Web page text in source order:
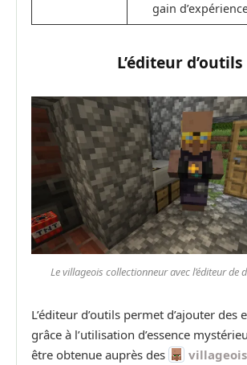
gain
L’éditeur d’outils
Le villageois collectionneur avec l’éditeur de
L’éditeur d’outils permet d’ajouter des
grâce à l’utilisation d’essence
être obtenue auprès des
villageois